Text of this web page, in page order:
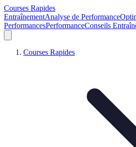
Courses Rapides
EntraînementAnalyse de Performance
PerformancesPerformanceConseils
Courses Rapides